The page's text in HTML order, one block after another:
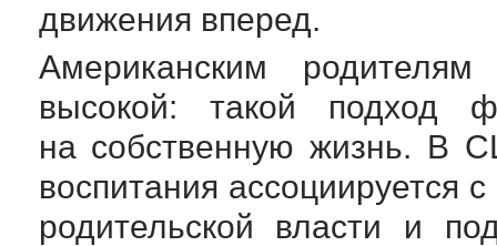
движения вперед.
Американским
высокой: такой подход
на собственную жизнь. В
воспитания ассоциируется
родительской власти и